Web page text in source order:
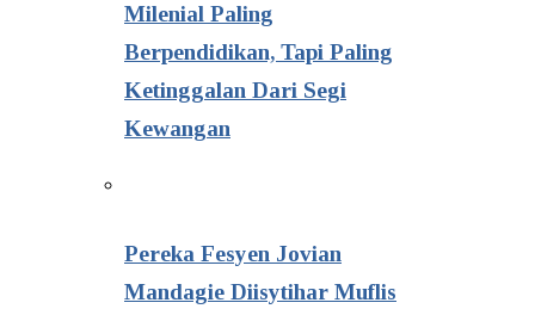
Milenial Paling
Berpendidikan, Tapi Paling
Ketinggalan Dari Segi
Kewangan
Pereka Fesyen Jovian
Mandagie Diisytihar Muflis